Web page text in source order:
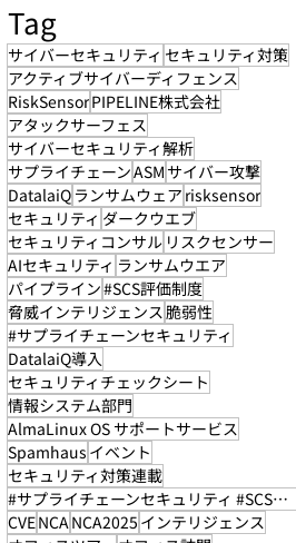
Tag
サイバーセキュリティ セキュリティ対策
アクティブサイバーディフェンス
RiskSensorPIPELINE株式会社
アタックサーフェス
サイバーセキュリティ解析
サプライチェーンASM サイバー攻撃
DatalaiQ ランサムウェア risksensor
セキュリティ ダークウエブ
セキュリティコンサル リスクセンサー
AIセキュリティ ランサムウエア
パイプライン#SCS評価制度
脅威インテリジェンス 脆弱性
#サプライチェーンセキュリティ
DatalaiQ導入
セキュリティチェックシート
情報システム部門
AlmaLinux OS サポートサービス
Spamhaus イベント
セキュリティ対策連載
#サプライチェーンセキュリティ #SCS評価制度
CVENCA NCA2025 インテリジェンス